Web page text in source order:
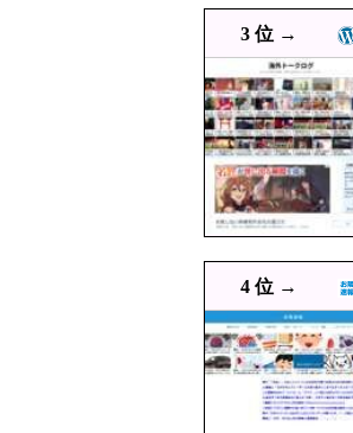
08/08 18:08
08/08 18:07 JPG
08/08 18:06 JPG
08/08 18:05 JPG
08/08 18:00
08/08 18:00
08/08 18:00
08/08 18:00 JPG
08/08 18:00 JPG
08/08 17:55
3 位 →
4 位 →